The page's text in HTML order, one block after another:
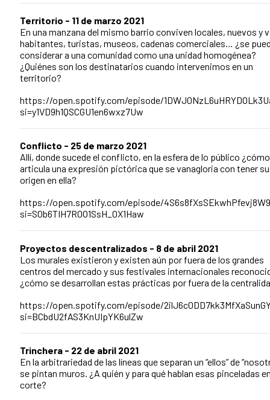
Territorio - 11 de marzo 2021
En una manzana del mismo barrio conviven locales, nuevos y
habitantes, turistas, museos, cadenas comerciales… ¿se
considerar a una comunidad como una unidad homogénea?
¿Quiénes son los destinatarios cuando intervenimos en un
territorio?
https://open.spotify.com/episode/
si=y1VD9h1QSCGU1en6wxz7Uw
Conflicto - 25 de marzo 2021
Allí, donde sucede el conflicto, en la esfera de lo público
articula una expresión pictórica que se vanagloria con tener su
origen en ella?
https://open.spotify.com/episode/
si=S0b6TIH7R0O1SsH_0X1Haw
Proyectos descentralizados - 8 de abril 2021
Los murales existieron y existen aún por fuera de los grandes
centros del mercado y sus festivales internacionales
¿cómo se desarrollan estas prácticas por fuera de la
https://open.spotify.com/episode/
si=BCbdU2fAS3KnUIpYK6ulZw
Trinchera - 22 de abril 2021
En la arbitrariedad de las líneas que separan un “ellos” de
se pintan muros. ¿A quién y para qué hablan esas pinceladas
corte?